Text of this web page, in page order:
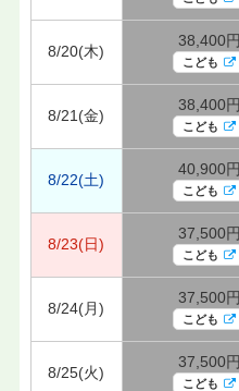
8/20(木)
38,400円
こども
8/21(金)
38,400円
こども
8/22(土)
40,900円
こども
8/23(日)
37,500円
こども
8/24(月)
37,500円
こども
8/25(火)
37,500円
こども